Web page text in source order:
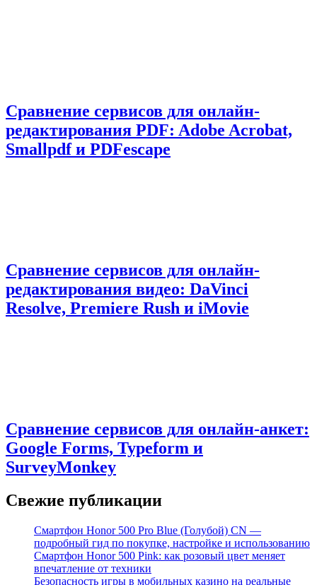
Сравнение сервисов для онлайн-
редактирования PDF: Adobe Acrobat,
Smallpdf и PDFescape
Сравнение сервисов для онлайн-
редактирования видео: DaVinci
Resolve, Premiere Rush и iMovie
Сравнение сервисов для онлайн-анкет:
Google Forms, Typeform и
SurveyMonkey
Свежие публикации
Смартфон Honor 500 Pro Blue (Голубой) CN —
подробный гид по покупке, настройке и использованию
Смартфон Honor 500 Pink: как розовый цвет меняет
впечатление от техники
Безопасность игры в мобильных казино на реальные